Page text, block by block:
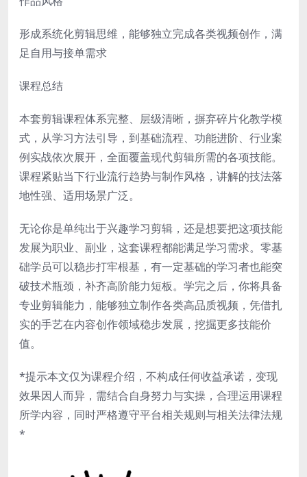
形成系统化剪辑思维，能够独立完成各类视频创作，满
足自用与接单需求
课程总结
本套剪辑课程体系完整、层级清晰，摒弃碎片化教学模
式，从学习方法引导，到基础流程、功能进阶、行业案
例实战依次展开，全面覆盖现代剪辑所需的各项技能。
课程紧贴当下行业流行趋势与制作风格，讲解的技法落
地性强、适用场景广泛。
无论你是单纯出于兴趣学习剪辑，还是想要把这项技能
发展为职业、副业，这套课程都能满足学习需求。零基
础学员可以稳步打牢根基，有一定基础的学习者也能突
破技术瓶颈，补齐高阶能力短板。学完之后，你将具备
专业剪辑能力，能够独立制作各类高品质视频，凭借扎
实的手艺在内容创作领域稳步发展，挖掘更多技能价
值。
*提示本文仅为课程介绍，不构成任何收益承诺，变现
效果因人而异，需结合自身努力与实操，合理运用课程
所学内容，同时严格遵守平台相关规则与相关法律法规
*